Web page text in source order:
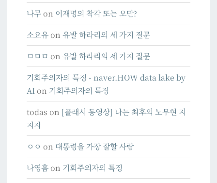
나무on 이재명의 착각 또는 오만?
소요유on 유발 하라리의 세 가지 질문
ㅁㅁㅁ on 유발 하라리의 세 가지 질문
기회주의자의 특징 - naver.HOW data lake by
AIon 기회주의자의 특징
todas on [플래시 동영상] 나는 최후의 노무현 지
지자
ㅇㅇ on 대통령을 가장 잘할 사람
나영흠on 기회주의자의 특징